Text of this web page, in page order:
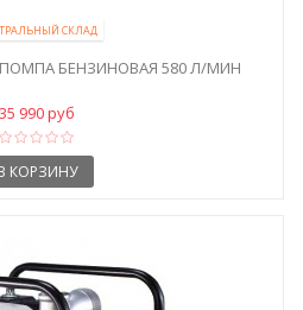
СКЛАД
БЕНЗИНОВАЯ 580 Л/МИН
35 990 руб
КОРЗИНУ